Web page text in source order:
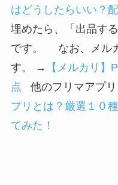
はどうしたらいい？
埋めたら、「出品す
です。 なお、メル
す。 →
【メルカリ
点 他のフリマアプ
プリとは？厳選１０
てみた！